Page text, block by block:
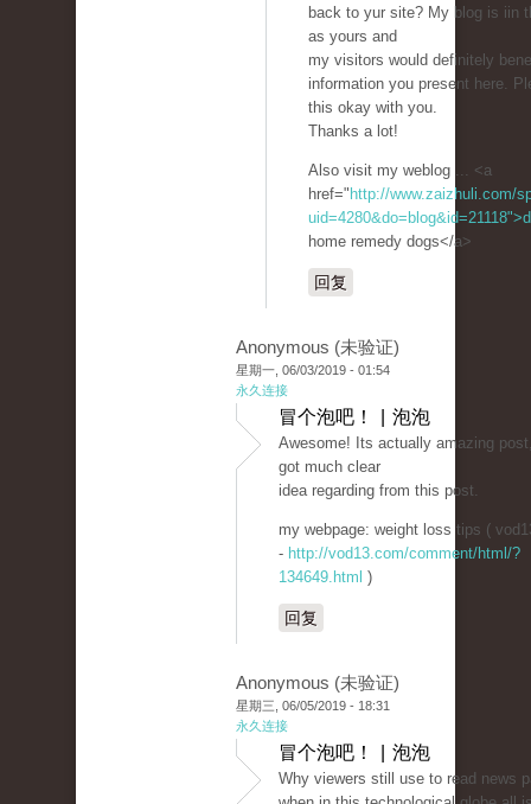
back to yur site? My blog is iin
as yours and
my visitors would definitely
information you present here.
this okay with you.
Thanks a lot!
Also visit my weblog ... <a
href=" http://www.zaizhuli.com/
home remedy dogs</a>
回复
Anonymous (未验证)
星期一, 06/03/2019 - 01:54
永久连接
冒个泡吧！ | 泡泡
Awesome! Its actually amazing
got much clear
idea regarding from this post.
my webpage: weight loss tips (
- http://vod13.com/comment/html/?
134649.html )
回复
Anonymous (未验证)
星期三, 06/05/2019 - 18:31
永久连接
冒个泡吧！ | 泡泡
Why viewers still use to read news